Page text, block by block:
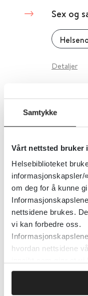
Samtykke
Vårt nettsted bruker
Helsebiblioteket
informasjonskapsler/
om deg for å kunne
nettsidene brukes.
vi kan forbedre oss.
hvordan nettsidene
Sex og
Detaljer
Sex og
SINTEF
Detaljer
Sex og